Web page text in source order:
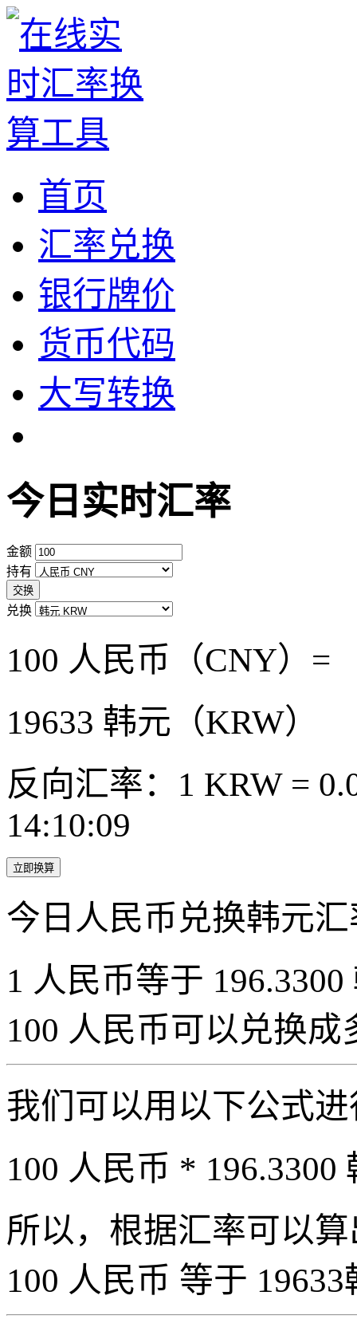
首页
汇率兑换
银行牌价
货币代码
大写转换
今日实时汇率
金额
持有
交换
兑换
100 人民币（CNY）=
19633 韩元（KRW）
反向汇率：1 KRW =
14:10:09
立即换算
今日人民币兑换韩元
1 人民币等于
100 人民币可以兑换成
我们可以用以下公式
100 人民币 * 196.3300
所以，根据汇率可以
100 人民币 等于